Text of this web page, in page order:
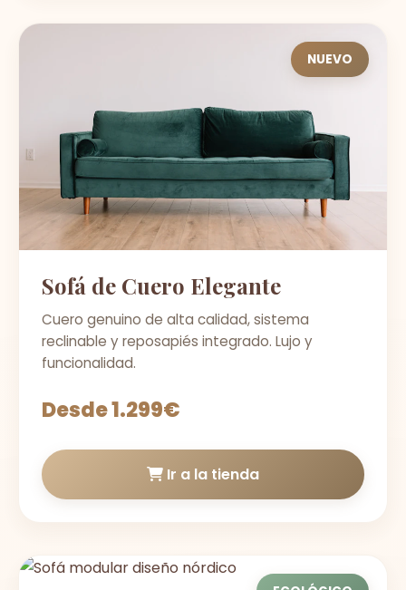
NUEVO
Sofá de Cuero Elegante
Cuero genuino de alta calidad, sistema
reclinable y reposapiés integrado. Lujo y
funcionalidad.
Desde 1.299€
Ir a la tienda